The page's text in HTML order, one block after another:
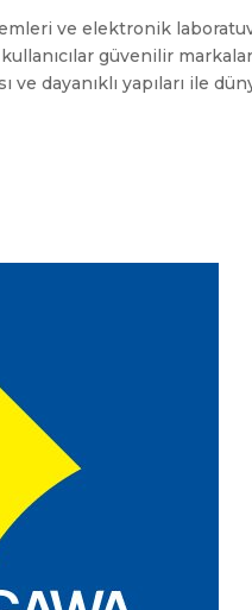
ve elektronik
güvenilir
dayanıklı yapıları ile